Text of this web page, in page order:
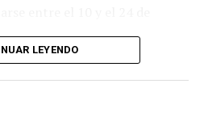
en noviembre, en el
LEYENDO